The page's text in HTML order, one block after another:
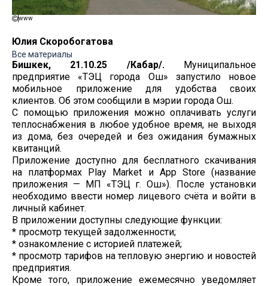
www
Юлия Скоробогатова
Все материалы
Бишкек, 21.10.25 /Кабар/. Муниципальное
предприятие «ТЭЦ города Ош» запустило новое
мобильное приложение для удобства своих
клиентов. Об этом сообщили в мэрии города Ош.
С помощью приложения можно оплачивать услуги
теплоснабжения в любое удобное время, не выходя
из дома, без очередей и без ожидания бумажных
квитанций.
Приложение доступно для бесплатного скачивания
на платформах Play Market и App Store (название
приложения — МП «ТЭЦ г. Ош»). После установки
необходимо ввести номер лицевого счёта и войти в
личный кабинет.
В приложении доступны следующие функции:
* просмотр текущей задолженности;
* ознакомление с историей платежей;
* просмотр тарифов на тепловую энергию и новостей
предприятия.
Кроме того, приложение ежемесячно уведомляет